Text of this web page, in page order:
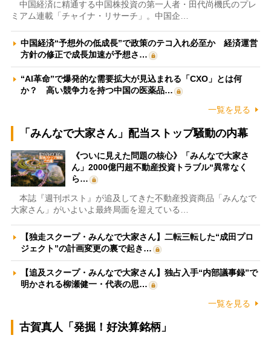
中国経済に精通する中国株投資の第一人者・田代尚機氏のプレ
ミアム連載「チャイナ・リサーチ」。中国企…
中国経済“予想外の低成長”で政策のテコ入れ必至か 経済運営
方針の修正で成長加速が予想さ…
“AI革命”で爆発的な需要拡大が見込まれる「CXO」とは何
か？ 高い競争力を持つ中国の医薬品…
一覧を見る
「みんなで大家さん」配当ストップ騒動の内幕
《ついに見えた問題の核心》「みんなで大家さ
ん」2000億円超不動産投資トラブル“異常なく
ら…
本誌『週刊ポスト』が追及してきた不動産投資商品「みんなで
大家さん」がいよいよ最終局面を迎えている…
【独走スクープ・みんなで大家さん】二転三転した“成田プロ
ジェクト”の計画変更の裏で起き…
【追及スクープ・みんなで大家さん】独占入手“内部議事録”で
明かされる柳瀬健一・代表の思…
一覧を見る
古賀真人「発掘！好決算銘柄」